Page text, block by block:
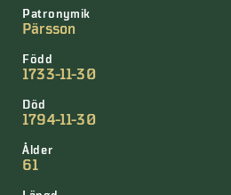
Patronymik
Pärsson
Född
1733-11-30
Död
1794-11-30
Ålder
61